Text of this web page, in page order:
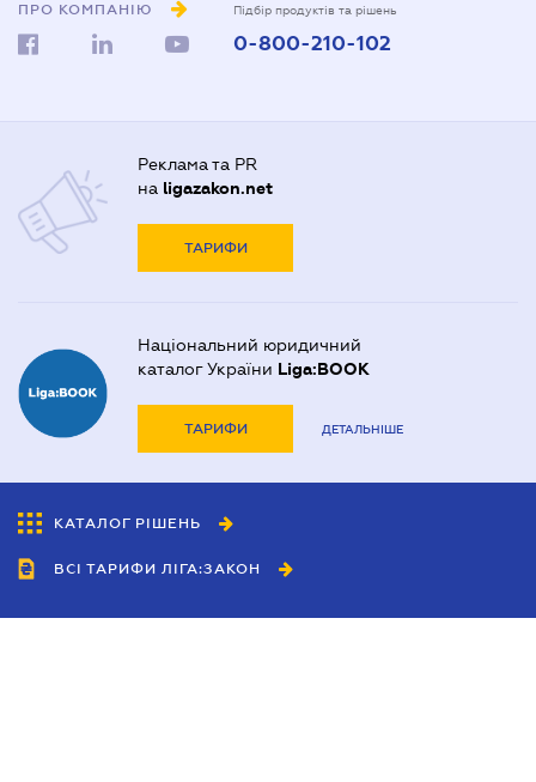
ПРО КОМПАНІЮ Підбір продуктів та рішень
0-800-210-102
Реклама та PR
на ligazakon.net
ТАРИФИ
Національний юридичний
каталог України Liga:BOOK
ТАРИФИ ДЕТАЛЬНІШЕ
КАТАЛОГ РІШЕНЬ
ВСІ ТАРИФИ ЛІГА:ЗАКОН